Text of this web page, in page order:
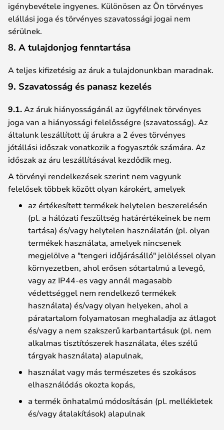
igénybevétele ingyenes. Különösen az Ön törvényes
elállási joga és törvényes szavatossági jogai nem
sérülnek.
8. A tulajdonjog fenntartása
A teljes kifizetésig az áruk a tulajdonunkban maradnak.
9. Szavatosság és panasz kezelés
9.1. Az áruk hiányosságánál az ügyfélnek törvényes
joga van a hiányossági felelősségre (szavatosság). Az
általunk leszállított új árukra a 2 éves törvényes
jótállási időszak vonatkozik a fogyasztók számára. Az
időszak az áru leszállításával kezdődik meg.
A törvényi rendelkezések szerint nem vagyunk
felelősek többek között olyan károkért, amelyek
az értékesített termékek helytelen beszerelésén
(pl. a hálózati feszültség határértékeinek be nem
tartása) és/vagy helytelen használatán (pl. olyan
termékek használata, amelyek nincsenek
megjelölve a "tengeri időjárásálló" jelöléssel olyan
környezetben, ahol erősen sótartalmú a levegő,
vagy az IP44-es vagy annál magasabb
védettséggel nem rendelkező termékek
használata) és/vagy olyan helyeken, ahol a
páratartalom folyamatosan meghaladja az átlagot
és/vagy a nem szakszerű karbantartásuk (pl. nem
alkalmas tisztítószerek használata, éles szélű
tárgyak használata) alapulnak,
használat vagy más természetes és szokásos
elhasználódás okozta kopás,
a termék önhatalmú módosításán (pl. mellékletek
és/vagy átalakítások) alapulnak